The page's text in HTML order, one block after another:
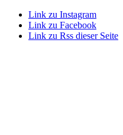
Link zu Instagram
Link zu Facebook
Link zu Rss dieser Seite